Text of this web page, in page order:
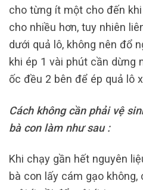
cho từng ít một cho đến
cho nhiều hơn, tuy nhiên
dưới quả lô, không nên đổ
khi ép 1 vài phút cần dừng
ốc đều 2 bên để ép quả lô
Cách không cần phải vệ
bà con làm như sau :
Khi chạy gần hết nguyên
bà con lấy cám gạo